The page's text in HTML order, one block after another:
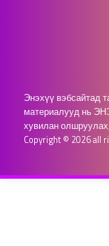
Энэхүү вэбсайтад
материалууд нь
хувилан
Copyright © 2026 all